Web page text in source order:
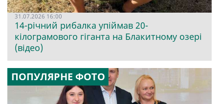
31.07.2026 16:00
14-річний рибалка упіймав 20-
кілограмового гіганта на Блакитному озері
(відео)
ПОПУЛЯРНЕ ФОТО